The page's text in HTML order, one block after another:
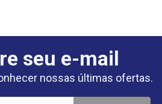
seu e-mail
nossas últimas ofertas.